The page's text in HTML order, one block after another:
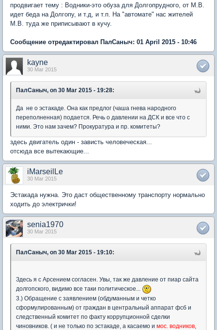
продвигает тему : Водники-это обуза для Долгопрудного, от М.В.
идет беда на Долгопу, и т.д, и т.п. На "автомате" нас жителей
М.В. туда же приписывают в кучу.
Сообщение отредактировал ПалСаныч: 01 April 2015 - 10:46
kayne
30 Mar 2015
ПалСаныч, on 30 Mar 2015 - 19:28:
Да не о эстакаде. Она как предлог (чаша гнева народного
переполненная) подается. Речь о давлении на ДСК и все что с
ними. Это нам зачем? Прокуратура и пр. комитеты?
здесь двигатель один - зависть человеческая...
отсюда все вытекающие...
iMarseilLe
30 Mar 2015
Эстакада нужна. Это даст общественному транспорту нормально
ходить до электрички!
senia1970
30 Mar 2015
ПалСаныч, on 30 Mar 2015 - 19:10:
Здесь я с Арсением согласен. Увы, так же давление от пиар сайта
долгопского, видимо все таки политическое...
3.) Обращение с заявлением (обдуманным и четко
сформулированным) от граждан в центральный аппарат фсб и
следственный комитет по факту коррупционной сделки
чиновников. ( и не только по эстакаде, а касаемо и мос. водников